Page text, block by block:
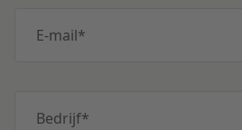
E-mail*
Bedrijf*